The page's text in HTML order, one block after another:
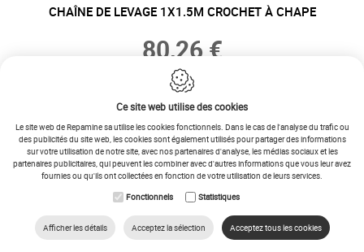
CHAÎNE DE LEVAGE 1X1.5M CROCHET À CHAPE
80,26 €
66,33 €
− +
AJOUTER AU PANIER
Ce site web utilise des cookies
Le site web de Repamine sa utilise les cookies fonctionnels. Dans le cas de l'analyse du trafic ou
des publicités du site web, les cookies sont également utilisés pour partager des informations
sur votre utilisation de notre site, avec nos partenaires d'analyse, les médias sociaux et les
partenaires publicitaires, qui peuvent les combiner avec d'autres informations que vous leur avez
fournies ou qu'ils ont collectées en fonction de votre utilisation de leurs services.
Fonctionnels
Statistiques
Afficher les détails Acceptez la sélection Acceptez tous les cookies